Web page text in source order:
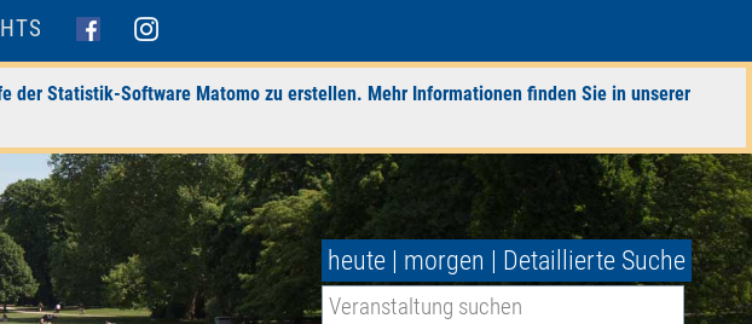
der Statistik-Software Matomo zu erstellen. Mehr Informationen finden Sie in unserer
heute | morgen | Detaillierte Suche